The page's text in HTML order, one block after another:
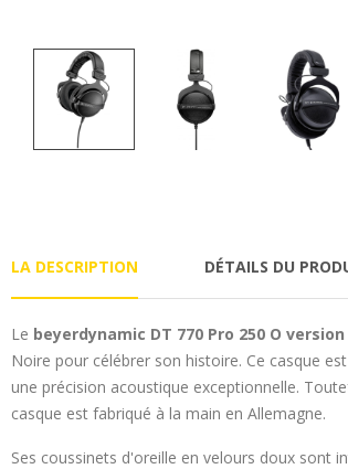
LA DESCRIPTION DÉTAILS DU
Le beyerdynamic DT 770 Pro 250 O
Noire pour célébrer son histoire. Ce casque
une précision acoustique exceptionnelle.
casque est fabriqué à la main en Allemagne.
Ses coussinets d'oreille en velours doux sont